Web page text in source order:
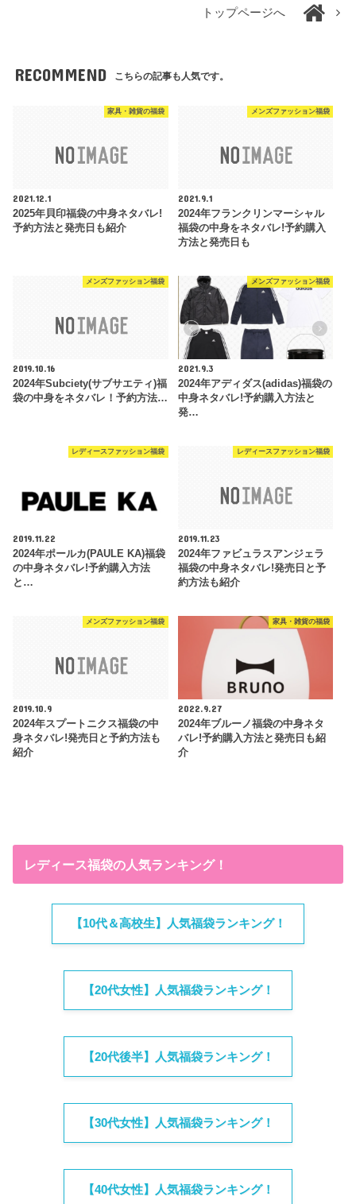
トップページへ
RECOMMEND こちらの記事も人気です。
家具・雑貨の福袋
2021.12.1
2025年貝印福袋の中身ネタバレ!
予約方法と発売日も紹介
メンズファッション福袋
2021.9.1
2024年フランクリンマーシャル
福袋の中身をネタバレ!予約購入
方法と発売日も
メンズファッション福袋
2019.10.16
2024年Subciety(サブサエティ)福
袋の中身をネタバレ！予約方法…
メンズファッション福袋
2021.9.3
2024年アディダス(adidas)福袋の
中身ネタバレ!予約購入方法と
発…
レディースファッション福袋
2019.11.22
2024年ポールカ(PAULE KA)福袋
の中身ネタバレ!予約購入方法
と…
レディースファッション福袋
2019.11.23
2024年ファビュラスアンジェラ
福袋の中身ネタバレ!発売日と予
約方法も紹介
メンズファッション福袋
2019.10.9
2024年スプートニクス福袋の中
身ネタバレ!発売日と予約方法も
紹介
家具・雑貨の福袋
2022.9.27
2024年ブルーノ福袋の中身ネタ
バレ!予約購入方法と発売日も紹
介
レディース福袋の人気ランキング！
【10代＆高校生】人気福袋ランキング！
【20代女性】人気福袋ランキング！
【20代後半】人気福袋ランキング！
【30代女性】人気福袋ランキング！
【40代女性】人気福袋ランキング！